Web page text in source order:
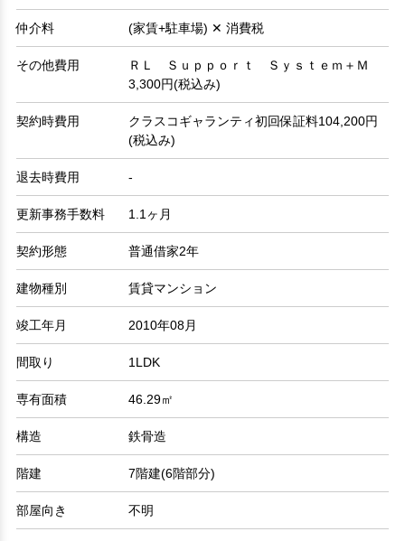
仲介料 (家賃+駐車場) ✕ 消費税
その他費用
ＲＬ Ｓｕｐｐｏｒｔ Ｓｙｓｔｅｍ＋Ｍ
3,300円(税込み)
契約時費用
クラスコギャランティ初回保証料104,200円
(税込み)
退去時費用 -
更新事務手数料 1.1ヶ月
契約形態 普通借家2年
建物種別 賃貸マンション
竣工年月 2010年08月
間取り 1LDK
専有面積 46.29㎡
構造 鉄骨造
階建 7階建(6階部分)
部屋向き 不明